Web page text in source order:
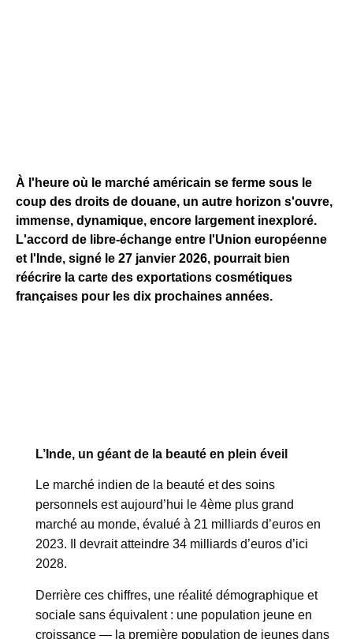
À l'heure où le marché américain se ferme sous le
coup des droits de douane, un autre horizon s'ouvre,
immense, dynamique, encore largement inexploré.
L'accord de libre-échange entre l'Union européenne
et l'Inde, signé le 27 janvier 2026, pourrait bien
réécrire la carte des exportations cosmétiques
françaises pour les dix prochaines années.
L’Inde, un géant de la beauté en plein éveil
Le marché indien de la beauté et des soins
personnels est aujourd’hui le 4ème plus grand
marché au monde, évalué à 21 milliards d’euros en
2023. Il devrait atteindre 34 milliards d’euros d’ici
2028.
Derrière ces chiffres, une réalité démographique et
sociale sans équivalent : une population jeune en
croissance — la première population de jeunes dans